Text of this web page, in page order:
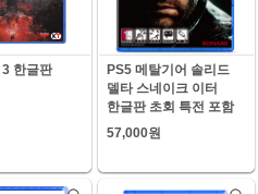
3 한글판
PS5 메탈기어 솔리드
델타 스네이크 이터
한글판 초회 특전 포함
57,000원